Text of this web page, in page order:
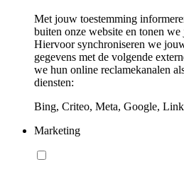
Met jouw toestemming
buiten onze website en tonen
Hiervoor synchroniseren we
gegevens met de volgende
we hun online reclamekanalen
diensten:
Bing, Criteo, Meta, Google,
Marketing